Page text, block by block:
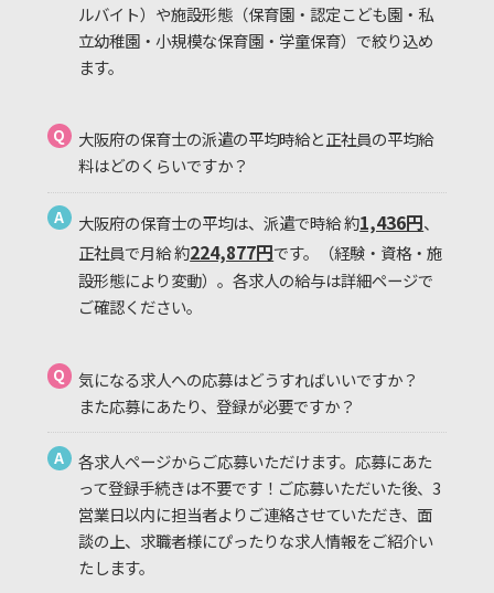
ルバイト）や施設形態（保育園・認定こども園・私
立幼稚園・小規模な保育園・学童保育）で絞り込め
ます。
Q
大阪府の保育士の派遣の平均時給と正社員の平均給
料はどのくらいですか？
A 大阪府の保育士の平均は、派遣で時給 約1,436円、
正社員で月給 約224,877円です。（経験・資格・施
設形態により変動）。各求人の給与は詳細ページで
ご確認ください。
Q
気になる求人への応募はどうすればいいですか？
また応募にあたり、登録が必要ですか？
A
各求人ページからご応募いただけます。応募にあた
って登録手続きは不要です！ご応募いただいた後、3
営業日以内に担当者よりご連絡させていただき、面
談の上、求職者様にぴったりな求人情報をご紹介い
たします。